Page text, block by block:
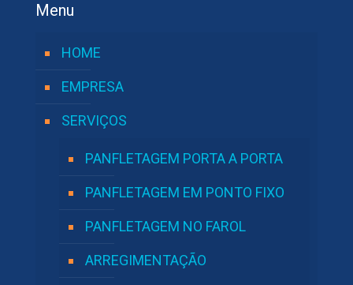
Menu
HOME
EMPRESA
SERVIÇOS
PANFLETAGEM PORTA A PORTA
PANFLETAGEM EM PONTO FIXO
PANFLETAGEM NO FAROL
ARREGIMENTAÇÃO